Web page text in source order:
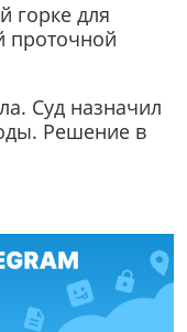
горке для
проточной
Суд назначил
Решение в